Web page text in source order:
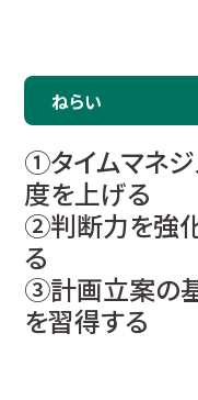
ねらい
①タイムマネ
度を上げる
②判断力を強
る
③計画立案の
を習得する